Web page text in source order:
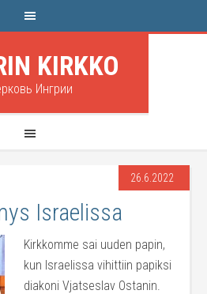
KIRKKO
Ингрии
26.6.2022
Israelissa
Kirkkomme sai uuden papin,
kun Israelissa vihittiin papiksi
diakoni Vjatseslav Ostanin.